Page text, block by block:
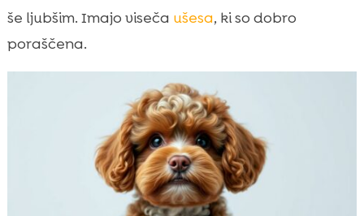
še ljubšim. Imajo viseča ušesa, ki so dobro
poraščena.